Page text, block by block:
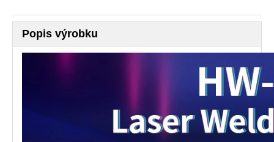
Popis výrobku